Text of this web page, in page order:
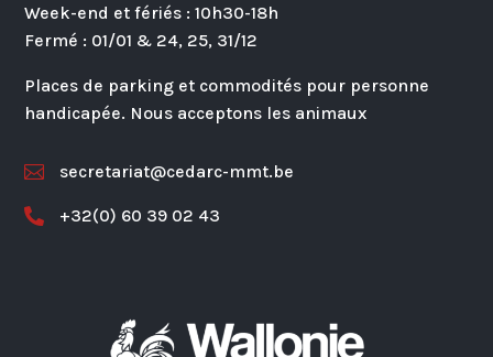
Week-end et fériés : 10h30-18h
Fermé : 01/01 & 24, 25, 31/12
Places de parking et commodités pour personne
handicapée. Nous acceptons les animaux
 secretariat@cedarc-mmt.be
 +32(0) 60 39 02 43